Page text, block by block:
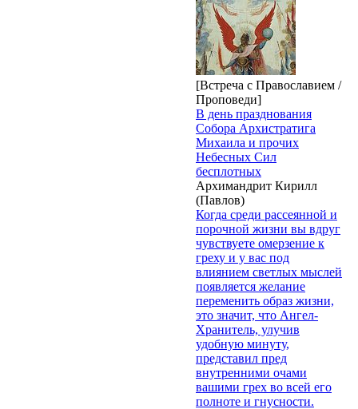
[Встреча с Православием /
Проповеди]
В день празднования
Собора Архистратига
Михаила и прочих
Небесных Сил
бесплотных
Архимандрит Кирилл
(Павлов)
Когда среди рассеянной и
порочной жизни вы вдруг
чувствуете омерзение к
греху и у вас под
влиянием светлых мыслей
появляется желание
переменить образ жизни,
это значит, что Ангел-
Хранитель, улучив
удобную минуту,
представил пред
внутренними очами
вашими грех во всей его
полноте и гнусности.